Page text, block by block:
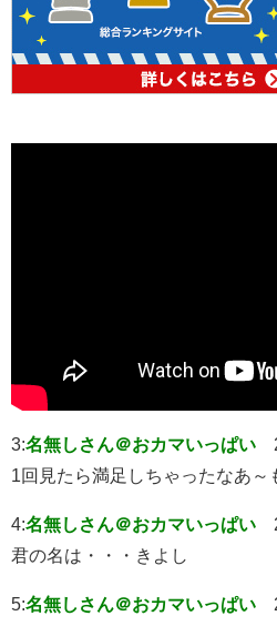
3:名無しさん＠おカマいっぱい
1回見たら満足しちゃったなあ～
4:名無しさん＠おカマいっぱい
君の名は・・・きよし
5:名無しさん＠おカマいっぱい